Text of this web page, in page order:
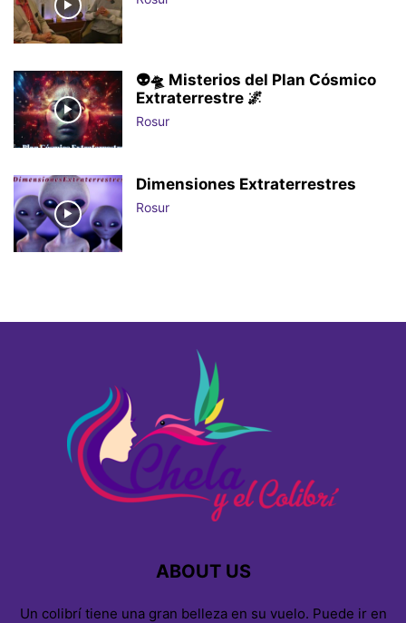
👽🛸 Misterios del Plan Cósmico
Extraterrestre 🌌
Rosur
Dimensiones Extraterrestres
Rosur
ABOUT US
Un colibrí tiene una gran belleza en su vuelo. Puede ir en